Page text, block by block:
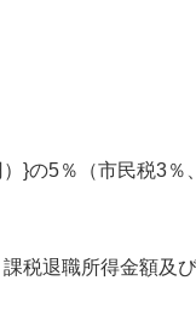
}の5％（市民税3％
税退職所得金額及